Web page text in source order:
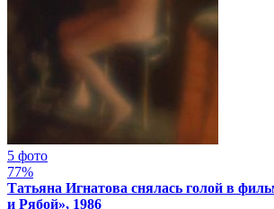
5 фото
77%
Татьяна Игнатова снялась голой в
и Рябой», 1986